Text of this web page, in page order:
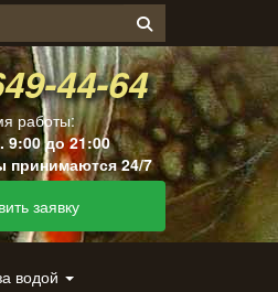
44-64
работы:
9:00 до 21:00
принимаются 24/7
заявку
водой